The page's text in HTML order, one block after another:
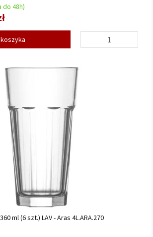
do 48h)
ml (6 szt.) LAV - Aras 4L.ARA.270